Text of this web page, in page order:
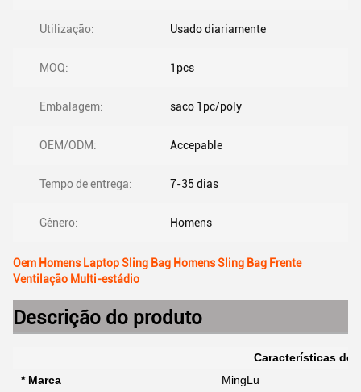
Utilização: Usado diariamente
MOQ: 1pcs
Embalagem: saco 1pc/poly
OEM/ODM: Accepable
Tempo de entrega: 7-35 dias
Gênero: Homens
Oem Homens Laptop Sling Bag Homens Sling Bag Frente
Ventilação Multi-estádio
Descrição do produto
Características do
* Marca
MingLu